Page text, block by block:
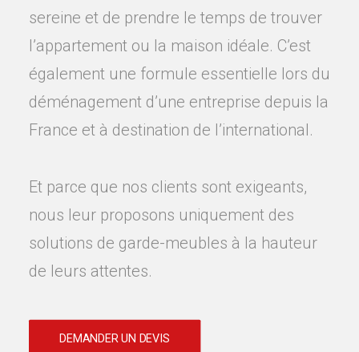
sereine et de prendre le temps de trouver
l’appartement ou la maison idéale. C’est
également une formule essentielle lors du
déménagement d’une entreprise depuis la
France et à destination de l’international.
Et parce que nos clients sont exigeants,
nous leur proposons uniquement des
solutions de garde-meubles à la hauteur
de leurs attentes.
DEMANDER UN DEVIS